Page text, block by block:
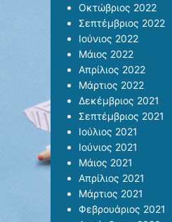
Οκτώβριος 2022
Σεπτέμβριος 2022
Ιούνιος 2022
Μάιος 2022
Απρίλιος 2022
Μάρτιος 2022
Δεκέμβριος 2021
Σεπτέμβριος 2021
Ιούλιος 2021
Ιούνιος 2021
Μάιος 2021
Απρίλιος 2021
Μάρτιος 2021
Φεβρουάριος 2021